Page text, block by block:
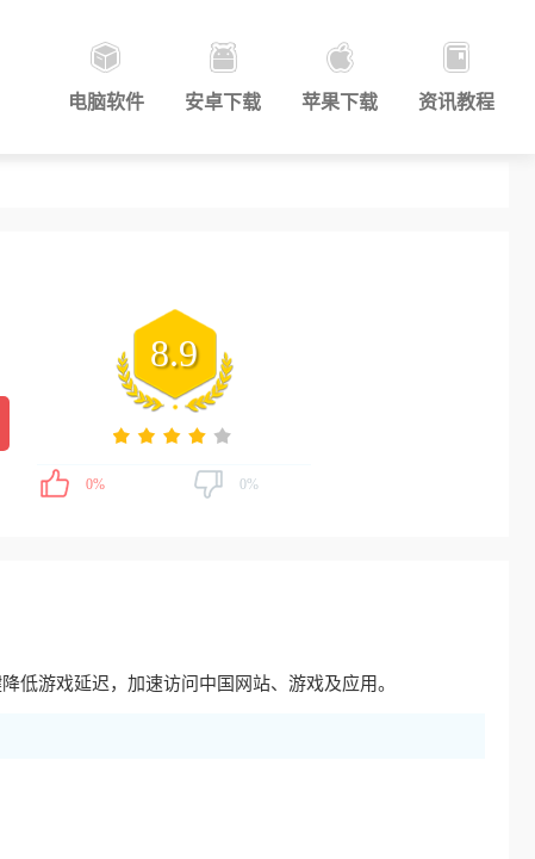
电脑软件 安卓下载 苹果下载 资讯教程
8.9
0% 0%
低游戏延迟，加速访问中国网站、游戏及应用。